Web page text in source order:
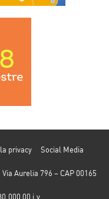
privacy
Social Media
Aurelia 796 – CAP 00165
i.v